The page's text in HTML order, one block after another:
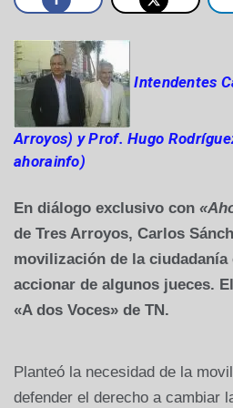
Intendentes
Arroyos) y Prof. Hugo
ahorainfo)
En diálogo exclusivo con
de Tres Arroyos, Carlos
movilización de la ciudadanía
accionar de algunos jueces.
«A dos Voces» de TN.
Planteó la necesidad de la
defender el derecho a cambiar